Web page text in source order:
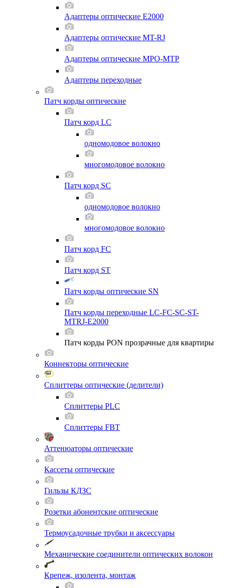
Адаптеры оптические E2000
Адаптеры оптические MT-RJ
Адаптеры оптические MPO-MTP
Адаптеры переходные
Патч корды оптические
Патч корд LC
одномодовое волокно
многомодовое волокно
Патч корд SC
одномодовое волокно
многомодовое волокно
Патч корд FC
Патч корд ST
Патч корды оптические SN
Патч корды переходные LC-FC-SC-ST-
MTRJ-E2000
Патч корды PON прозрачные для квартиры
Коннекторы оптические
Сплиттеры оптические (делители)
Сплиттеры PLC
Сплиттеры FBT
Аттенюаторы оптические
Кассеты оптические
Гильзы КДЗС
Розетки абонентские оптические
Термоусадочные трубки и аксессуары
Механические соединители оптических волокон
Крепеж, изолента, монтаж